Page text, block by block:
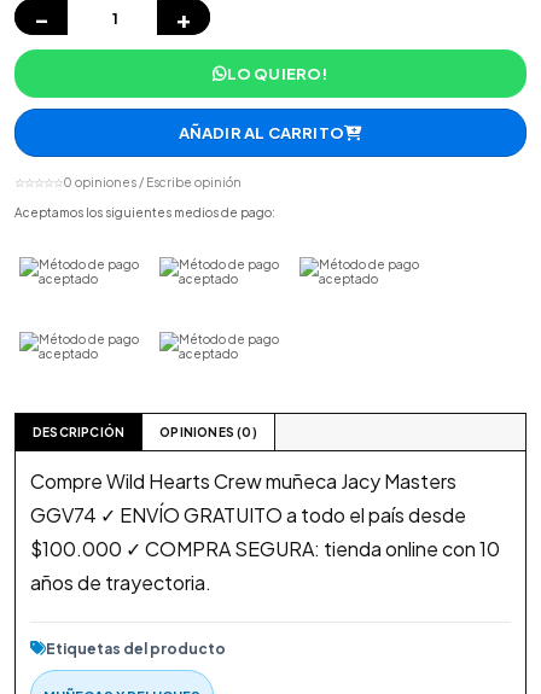
− +
LO QUIERO!
AÑADIR AL CARRITO
☆☆☆☆☆0 opiniones / Escribe opinión
Aceptamos los siguientes medios de pago:
DESCRIPCIÓN OPINIONES (0)
Compre Wild Hearts Crew muñeca Jacy Masters
GGV74 ✓ ENVÍO GRATUITO a todo el país desde
$100.000 ✓ COMPRA SEGURA: tienda online con 10
años de trayectoria.
Etiquetas del producto